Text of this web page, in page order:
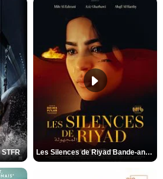
Les Silences de Riyad Bande-annonce VO STFR